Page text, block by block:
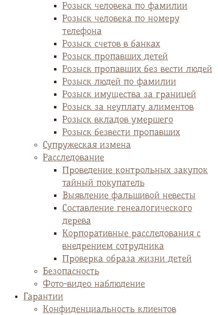
Розыск человека по фамилии
Розыск человека по номеру
телефона
Розыск счетов в банках
Розыск пропавших детей
Розыск пропавших без вести людей
Розыск людей по фамилии
Розыск имущества за границей
Розыск за неуплату алиментов
Розыск вкладов умершего
Розыск безвести пропавших
Супружеская измена
Расследование
Проведение контрольных закупок
тайный покупатель
Выявление фальшивой невесты
Cоставление генеалогического
дерева
Корпоративные расследования с
внедрением сотрудника
Проверка образа жизни детей
Безопасность
Фото-видео наблюдение
Гарантии
Конфиденциальность клиентов